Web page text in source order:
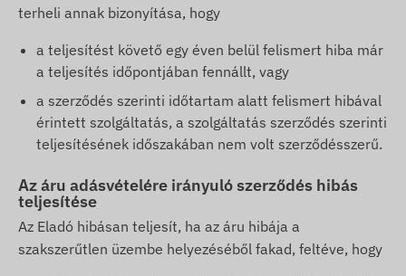
terheli annak bizonyítása, hogy
a teljesítést követő egy éven belül felismert hiba már
a teljesítés időpontjában fennállt, vagy
a szerződés szerinti időtartam alatt felismert hibával
érintett szolgáltatás, a szolgáltatás szerződés szerinti
teljesítésének időszakában nem volt szerződésszerű.
Az áru adásvételére irányuló szerződés hibás
teljesítése
Az Eladó hibásan teljesít, ha az áru hibája a
szakszerűtlen üzembe helyezéséből fakad, feltéve, hogy